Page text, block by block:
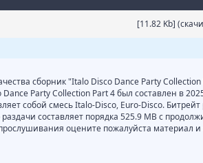
[11.82 Kb]
сборник "Italo Disco Dance Party
Party Collection Part 4 был составлен в
собой смесь Italo-Disco, Euro-Disco. Битрейт
составляет порядка 525.9 MB с
оцените пожалуйста материал и